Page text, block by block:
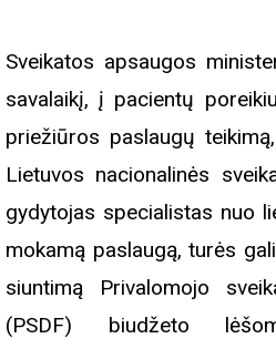
Sveikatos apsaugos
savalaikį, į pacientų
priežiūros paslaugų
Lietuvos nacionalinės
gydytojas specialistas nuo
mokamą paslaugą, turės
siuntimą Privalomojo
(PSDF) biudžeto